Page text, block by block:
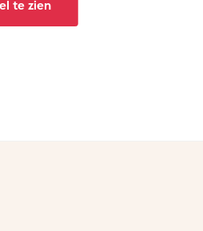
te zien